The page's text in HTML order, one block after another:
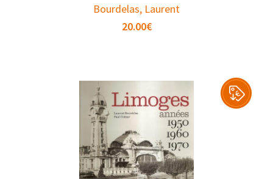
Bourdelas, Laurent
20.00€